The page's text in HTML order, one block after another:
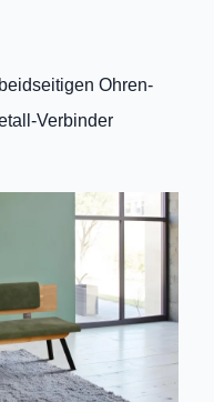
Ohren-
Verbinder